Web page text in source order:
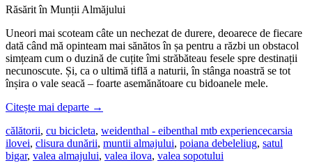
Răsărit în Munții Almăjului
Uneori mai scoteam câte un nechezat de durere, deoarece de fiecare
dată când mă opinteam mai sănătos în șa pentru a răzbi un obstacol
simțeam cum o duzină de cuțite îmi străbăteau fesele spre destinații
necunoscute. Și, ca o ultimă tiflă a naturii, în stânga noastră se tot
înșira o vale seacă – foarte asemănătoare cu bidoanele mele.
Citește mai departe →
călătorii, cu bicicleta, weidenthal - eibenthal mtb experiencecarsia
ilovei, clisura dunării, muntii almajului, poiana debeleliug, satul
bigar, valea almajului, valea ilova, valea sopotului